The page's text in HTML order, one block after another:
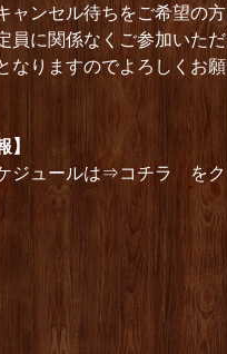
ャンセル待ちをご希望の
員に関係なくご参加いた
なりますのでよろしくお願
ジュールは⇒コチラ を